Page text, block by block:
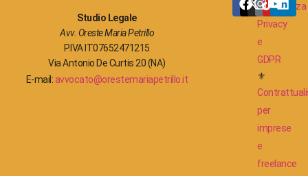
Studio Legale
Avv. Oreste Maria Petrillo
P.IVA IT07652471215
Via Antonio De Curtis 20 (NA)
E-mail: avvocato@orestemariapetrillo.it
Consulenza
Privacy
e
GDPR
⚜
per
imprese
e
freelance